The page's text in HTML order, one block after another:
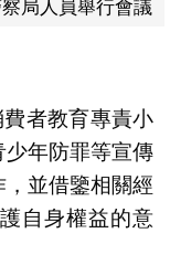
局人員舉行會議
者教育專責小
年防罪等宣傳
並借鑒相關經
自身權益的意